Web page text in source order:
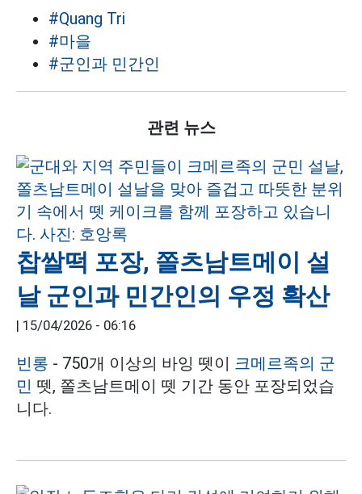
#Quang Tri
#마을
#군인과 민간인
관련 뉴스
찹쌀떡 포장, 쫄츠남트메이 설
날 군인과 민간인의 우정 확산
| 15/04/2026 - 06:16
빈롱 - 750개 이상의 바잉 뗏이 크메르족의 군
민 뗏, 쫄츠남트메이 뗏 기간 동안 포장되었습
니다.